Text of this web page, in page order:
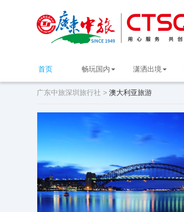
首页 畅玩国内 潇洒出境
广东中旅深圳旅行社 > 澳大利亚旅游